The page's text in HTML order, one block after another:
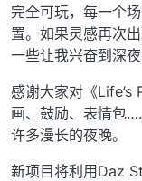
完全可玩，每一个
置。如果灵感再次
一些让我兴奋到深
感谢大家对《Life’s
画、鼓励、表情包
许多漫长的夜晚。
新项目将利用Daz